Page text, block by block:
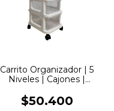
Carrito Organizador | 5
Niveles | Cajones |
$50.400